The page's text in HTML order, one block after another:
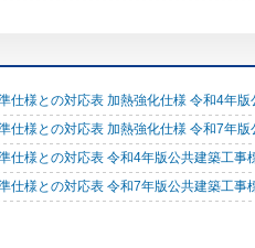
仕様との対応表 加熱強化仕様 令和4年
仕様との対応表 加熱強化仕様 令和7年
仕様との対応表 令和4年版公共建築工
仕様との対応表 令和7年版公共建築工